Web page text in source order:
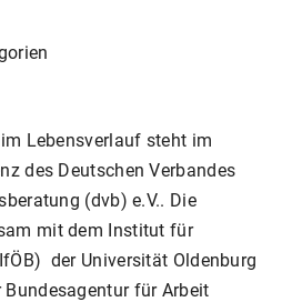
Lebensverlauf steht im
des Deutschen Verbandes
(dvb) e.V.. Die
mit dem Institut für
der Universität Oldenburg
für Arbeit